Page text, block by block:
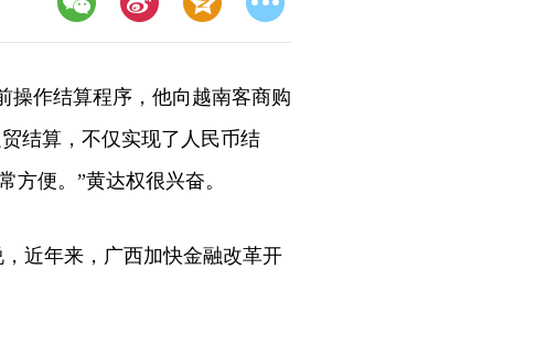
作结算程序，他向越南客商购
结算，不仅实现了人民币结
方便。”黄达权很兴奋。
近年来，广西加快金融改革开